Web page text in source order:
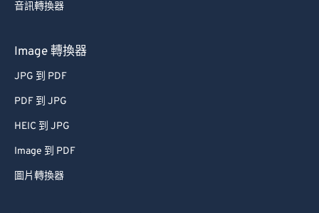
音訊轉換器
Image 轉換器
JPG 到 PDF
PDF 到 JPG
HEIC 到 JPG
Image 到 PDF
圖片轉換器